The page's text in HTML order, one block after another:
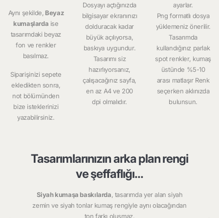
Aynı şekilde, Beyaz
kumaşlarda ise
tasarımdaki beyaz
fon ve renkler
basılmaz.
Siparişinizi sepete
ekledikten sonra,
not bölümünden
bize isteklerinizi
yazabilirsiniz.
Dosyayı açtığınızda
bilgisayar ekranınızı
dolduracak kadar
büyük açılıyorsa,
baskıya uygundur.
Tasarımı siz
hazırlıyorsanız,
çalışacağınız sayfa,
en az A4 ve 200
dpi olmalıdır.
ayarlar.
Png formatlı dosya
yüklemeniz önerilir.
Tasarımda
kullandığınız parlak
spot renkler, kumaş
üstünde %5-10
arası matlaşır Renk
seçerken aklınızda
bulunsun.
Tasarımlarınızın arka plan rengi
ve şeffaflığı...
Siyah kumaşa baskılarda, tasarımda yer alan siyah
zemin ve siyah tonlar kumaş rengiyle aynı olacağından
ton farkı oluşmaz.